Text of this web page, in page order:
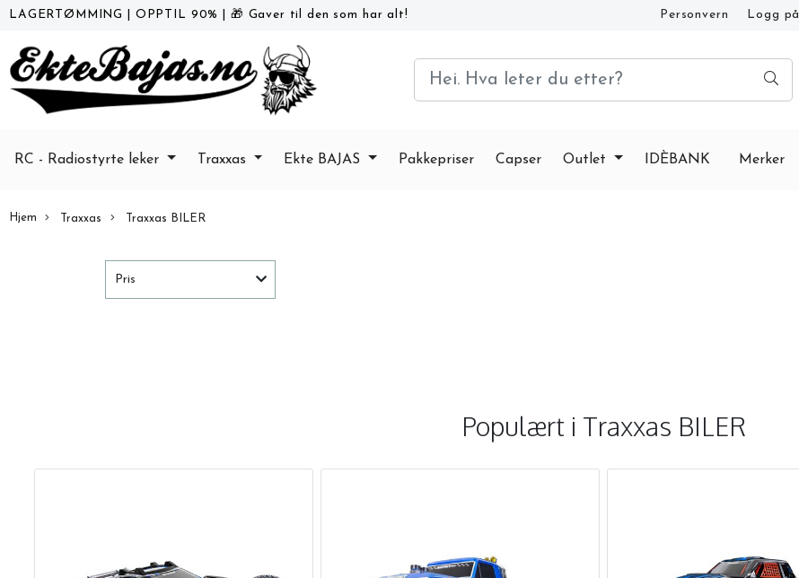
LAGERTØMMING OPPTIL 90% 🎁 Gaver til den som har alt! Personvern Logg på
RC - Radiostyrte leker Traxxas Ekte BAJAS Pakkepriser Capser Outlet IDÈBANK Merker
Hjem Traxxas Traxxas BILER
Pris
Populært i Traxxas BILER